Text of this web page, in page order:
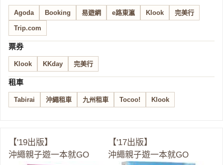
Agoda Booking 易遊網 e路東瀛 Klook 完美行
Trip.com
票券
Klook KKday 完美行
租車
Tabirai 沖繩租車 九州租車 Tocoo! Klook
【'19出版】
沖繩親子遊一本就GO
【'17出版】
沖繩親子遊一本就GO